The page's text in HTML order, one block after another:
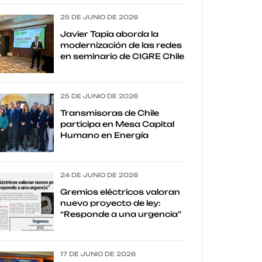
25 DE JUNIO DE 2026
Javier Tapia aborda la
modernización de las redes
en seminario de CIGRE Chile
25 DE JUNIO DE 2026
Transmisoras de Chile
participa en Mesa Capital
Humano en Energía
24 DE JUNIO DE 2026
Gremios eléctricos valoran
nuevo proyecto de ley:
“Responde a una urgencia”
17 DE JUNIO DE 2026